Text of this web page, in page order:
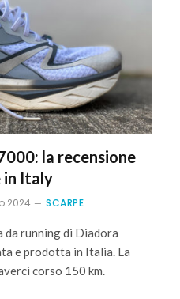
la recensione
in Italy
2024 SCARPE
da running di Diadora
e prodotta in Italia. La
corso 150 km.